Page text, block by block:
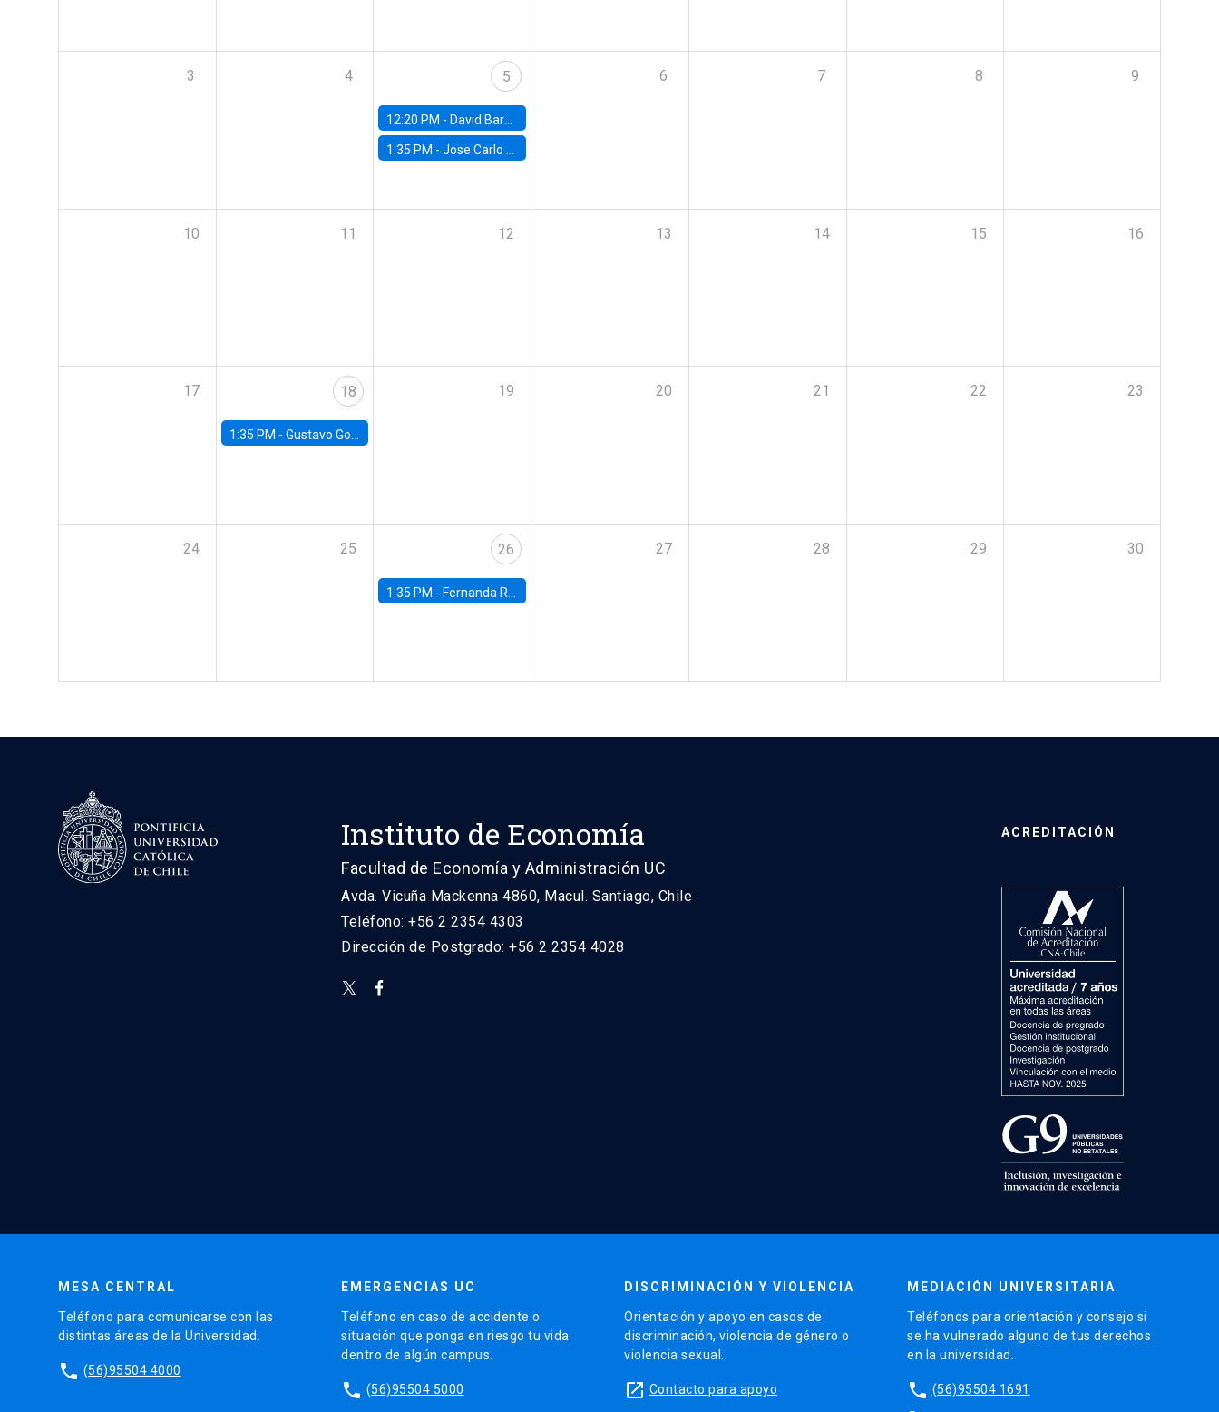
3 4 5
12:20 PM - David Bardey, Universidad de los Andes - CEDE
1:35 PM -Jose Carlo Bermudez, UC (ME) & World Bank
6 7 8 9
10 11 12 13 14 15 16
17 18
1:35 PM - Gustavo González, Banco Central de Chile
19 20 21 22 23
24 25 26
1:35 PM - Fernanda Rojas Ampuero, University of Wisconsin-Madison
27 28 29 30
Instituto de Economía
Facultad de Economía y Administración UC
Avda. Vicuña Mackenna 4860, Macul. Santiago, Chile
Teléfono: +56 2 2354 4303
Dirección de Postgrado: +56 2 2354 4028
ACREDITACIÓN
MESA CENTRAL
Teléfono para comunicarse con las
distintas áreas de la Universidad.
phone (56)95504 4000
EMERGENCIAS UC
Teléfono en caso de accidente o
situación que ponga en riesgo tu vida
dentro de algún campus.
phone (56)95504 5000
DISCRIMINACIÓN Y VIOLENCIA
Orientación y apoyo en casos de
discriminación, violencia de género o
violencia sexual.
launch Contacto para apoyo
MEDIACIÓN UNIVERSITARIA
Teléfonos para orientación y consejo si
se ha vulnerado alguno de tus derechos
en la universidad.
phone (56)95504 1691